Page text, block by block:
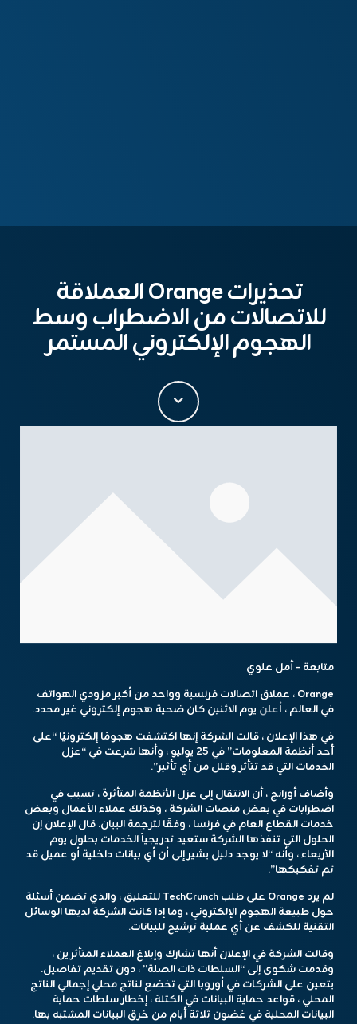
تحذيرات Orange العملاقة
للاتصالات من الاضطراب وسط
الهجوم الإلكتروني المستمر
متابعة – أمل علوي
Orange ، عملاق اتصالات فرنسية وواحد من أكبر مزودي الهواتف
في العالم ،أعلن يوم الاثنين كان ضحية هجوم إلكتروني غير محدد.
في هذا الإعلان ، قالت الشركة إنها اكتشفت هجومًا إلكترونيًا “على
أحد أنظمة المعلومات” في 25 يوليو ، وأنها شرعت في “عزل
الخدمات التي قد تتأثر وقلل من أي تأثير”.
وأضاف أورانج ، أن الانتقال إلى عزل الأنظمة المتأثرة ، تسبب في
اضطرابات في بعض منصات الشركة ، وكذلك عملاء الأعمال وبعض
خدمات القطاع العام في فرنسا ، وفقًا لترجمة البيان. قال الإعلان إن
الحلول التي تنفذها الشركة ستعيد تدريجياً الخدمات بحلول يوم
الأربعاء ، وأنه “لا يوجد دليل يشير إلى أن أي بيانات داخلية أو عميل قد
تم تفكيكها”.
لم يرد Orange على طلب TechCrunch للتعليق ، والذي تضمن أسئلة
حول طبيعة الهجوم الإلكتروني ، وما إذا كانت الشركة لديها الوسائل
التقنية للكشف عن أي عملية ترشيح للبيانات.
وقالت الشركة في الإعلان أنها تشارك وإبلاغ العملاء المتأثرين ،
وقدمت شكوى إلى “السلطات ذات الصلة” ، دون تقديم تفاصيل.
يتعين على الشركات في أوروبا التي تخضع لناتج محلي إجمالي الناتج
المحلي ، قواعد حماية البيانات في الكتلة ، إخطار سلطات حماية
البيانات المحلية في غضون ثلاثة أيام من خرق البيانات المشتبه بها.